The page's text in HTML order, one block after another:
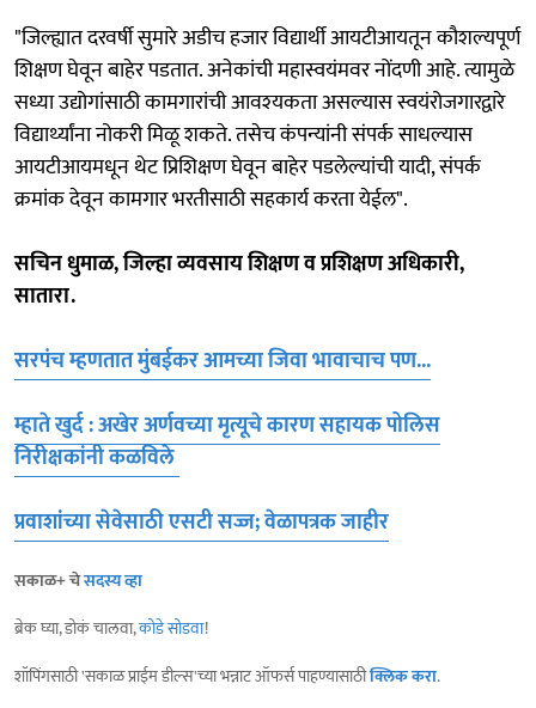
"जिल्ह्यात दरवर्षी सुमारे अडीच हजार विद्यार्थी आयटीआयतून कौशल्यपूर्ण
शिक्षण घेवून बाहेर पडतात. अनेकांची महास्वयंमवर नोंदणी आहे. त्यामुळे
सध्या उद्योगांसाठी कामगारांची आवश्‍यकता असल्यास स्वयंरोजगारद्वारे
विद्यार्थ्यांना नोकरी मिळू शकते. तसेच कंपन्यांनी संपर्क साधल्यास
आयटीआयमधून थेट प्रिशिक्षण घेवून बाहेर पडलेल्यांची यादी, संपर्क
क्रमांक देवून कामगार भरतीसाठी सहकार्य करता येईल".
सचिन धुमाळ, जिल्हा व्यवसाय शिक्षण व प्रशिक्षण अधिकारी,
सातारा.
सरपंच म्हणतात मुंबईकर आमच्या जिवा भावाचाच पण...
म्हाते खुर्द : अखेर अर्णवच्या मृत्यूचे कारण सहायक पोलिस
निरीक्षकांनी कळविले
प्रवाशांच्या सेवेसाठी एसटी सज्ज; वेळापत्रक जाहीर
सकाळ+ चेसदस्य व्हा
ब्रेक घ्या, डोकं चालवा,कोडे सोडवा!
शॉपिंगसाठी 'सकाळ प्राईम डील्स'च्या भन्नाट ऑफर्स पाहण्यासाठीक्लिक करा.